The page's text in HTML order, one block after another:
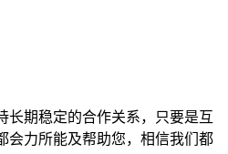
长期稳定的合作关系，只要是互
会力所能及帮助您，相信我们都